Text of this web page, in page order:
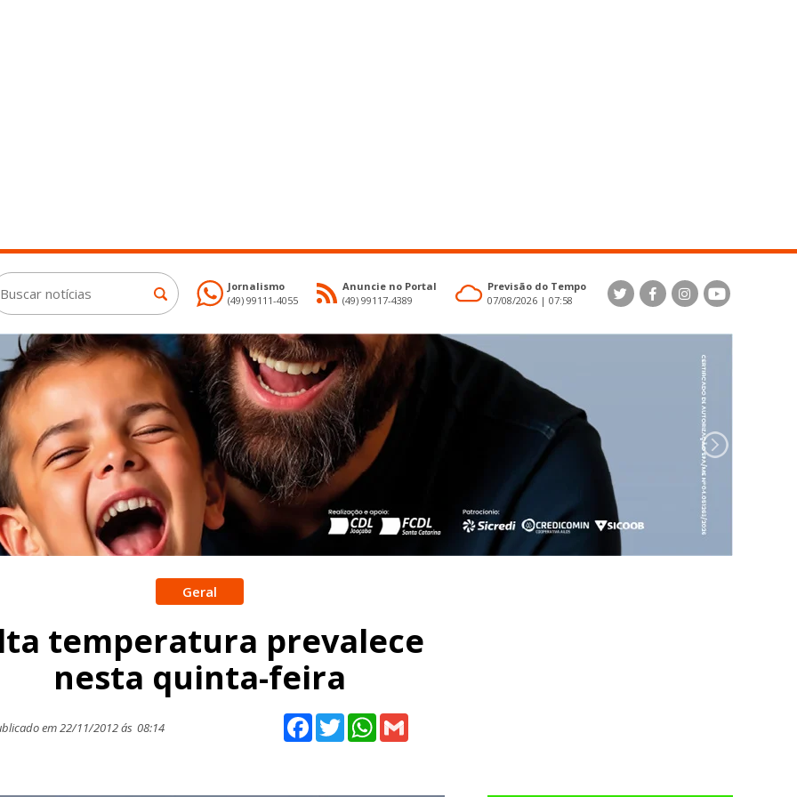
Jornalismo
(49) 99111-4055
Anuncie no Portal
(49) 99117-4389
Previsão do Tempo
07/08/2026 | 07:58
Geral
temperatura prevalece
nesta quinta-feira
em 22/11/2012 ás 08:14 Facebook
TwitterWhatsApp
Gmail